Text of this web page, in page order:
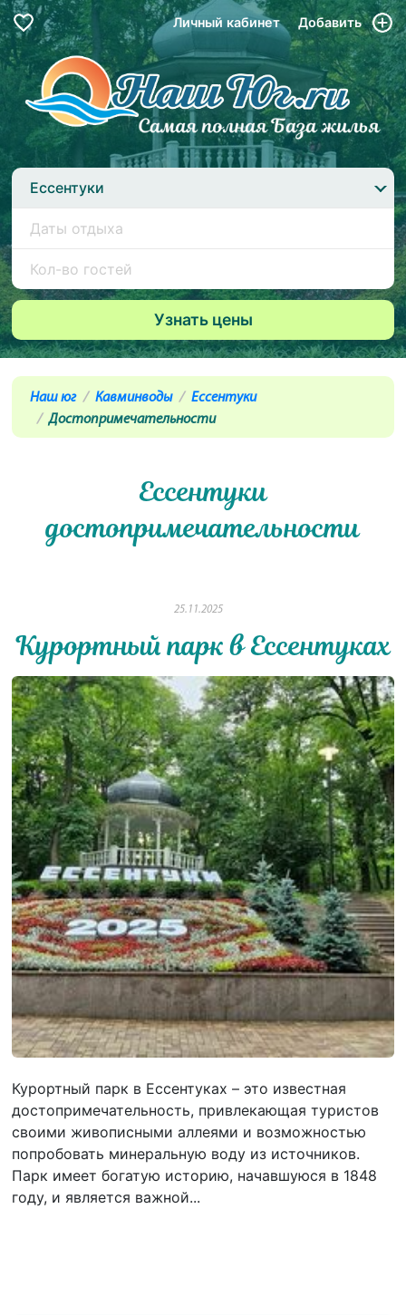
Личный кабинет Добавить
Ессентуки
Наш юг Кавминводы
Ессентуки
Достопримечательности
Ессентуки
достопримечательности
25.11.2025
Курортный парк в Ессентуках
Курортный парк в Ессентуках – это известная
достопримечательность, привлекающая туристов
своими живописными аллеями и возможностью
попробовать минеральную воду из источников.
Парк имеет богатую историю, начавшуюся в 1848
году, и является важной...